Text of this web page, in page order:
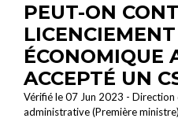
PEUT-ON
LICENCIEMENT
ÉCONOMIQUE
ACCEPTÉ UN
Vérifié le 07 Jun 2023 -
administrative (Première ministre)